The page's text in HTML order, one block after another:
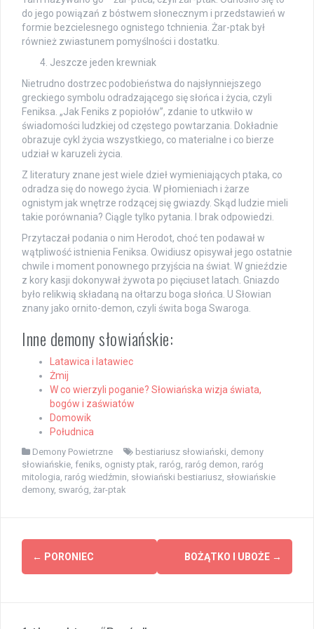
do jego powiązań z bóstwem słonecznym i przedstawień w
formie bezcielesnego ognistego tchnienia. Żar-ptak był
również zwiastunem pomyślności i dostatku.
Jeszcze jeden krewniak
Nietrudno dostrzec podobieństwa do najsłynniejszego
greckiego symbolu odradzającego się słońca i życia, czyli
Feniksa. „Jak Feniks z popiołów”, zdanie to utkwiło w
świadomości ludzkiej od częstego powtarzania. Dokładnie
obrazuje cykl życia wszystkiego, co materialne i co bierze
udział w karuzeli życia.
Z literatury znane jest wiele dzieł wymieniających ptaka, co
odradza się do nowego życia. W płomieniach i żarze
ognistym jak wnętrze rodzącej się gwiazdy. Skąd ludzie mieli
takie porównania? Ciągle tylko pytania. I brak odpowiedzi.
Przytaczał podania o nim Herodot, choć ten podawał w
wątpliwość istnienia Feniksa. Owidiusz opisywał jego ostatnie
chwile i moment ponownego przyjścia na świat. W gnieździe
z kory kasji dokonywał żywota po pięciuset latach. Gniazdo
było relikwią składaną na ołtarzu boga słońca. U Słowian
znany jako ornito-demon, czyli świta boga Swaroga.
Inne demony słowiańskie:
Latawica i latawiec
Żmij
W co wierzyli poganie? Słowiańska wizja świata,
bogów i zaświatów
Domowik
Południca
Demony Powietrzne bestiariusz słowiański demony
słowiańskie feniks ognisty ptak raróg raróg demon raróg
mitologia raróg wiedźmin słowiański bestiariusz słowiańskie
demony, swaróg żar-ptak
Zobacz
wpisy
← PORONIEC BOŻĄTKO I UBOŻE →